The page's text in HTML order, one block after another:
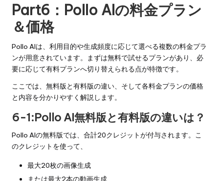
Part6：Pollo AIの料金プラン
＆価格
Pollo AIは、利用目的や生成頻度に応じて選べる複数の料金プラ
ンが用意されています。まずは無料で試せるプランがあり、必
要に応じて有料プランへ切り替えられる点が特徴です。
ここでは、無料版と有料版の違い、そして各料金プランの価格
と内容を分かりやすく解説します。
6-1:Pollo AI無料版と有料版の違いは？
Pollo AIの無料版では、合計20クレジットが付与されます。こ
のクレジットを使って、
最大20枚の画像生成
または最大2本の動画生成